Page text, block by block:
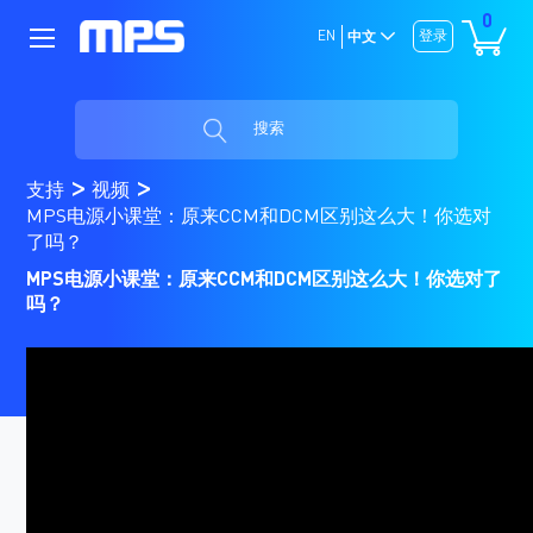
0
登录
EN 中文
搜索
支持
视频
MPS电源小课堂：原来CCM和DCM区别这么大！你选对
了吗？
MPS电源小课堂：原来CCM和DCM区别这么大！你选对了
吗？